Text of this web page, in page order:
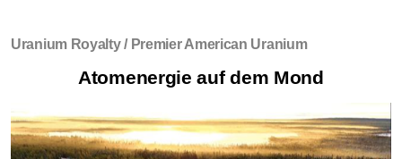
Uranium Royalty / Premier American Uranium
Atomenergie auf dem Mond